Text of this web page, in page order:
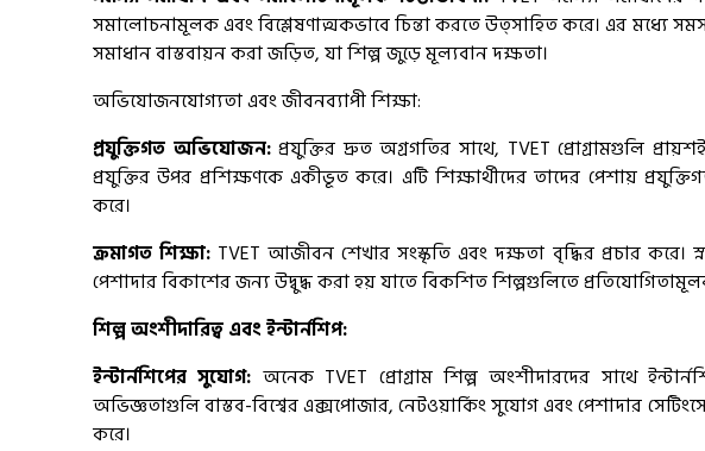
সমালোচনামূলক এবং বিশ্লেষণাত্মকভাবে চিন্তা করতে উত্সাহিত করে। এর মধ্যে
সমাধান বাস্তবায়ন করা জড়িত, যা শিল্প জুড়ে মূল্যবান দক্ষতা।
অভিযোজনযোগ্যতা এবং জীবনব্যাপী শিক্ষা:
প্রযুক্তিগত অভিযোজন:প্রযুক্তির দ্রুত অগ্রগতির সাথে, TVET প্রোগ্রামগুলি
প্রযুক্তির উপর প্রশিক্ষণকে একীভূত করে। এটি শিক্ষার্থীদের তাদের পেশায়
করে।
ক্রমাগত শিক্ষা: TVET আজীবন শেখার সংস্কৃতি এবং দক্ষতা বৃদ্ধির প্রচার করে।
পেশাদার বিকাশের জন্য উদ্বুদ্ধ করা হয় যাতে বিকশিত শিল্পগুলিতে
শিল্প অংশীদারিত্ব এবং ইন্টার্নশিপ:
ইন্টার্নশিপের সুযোগ: অনেক TVET প্রোগ্রাম শিল্প অংশীদারদের সাথে
অভিজ্ঞতাগুলি বাস্তব-বিশ্বের এক্সপোজার, নেটওয়ার্কিং সুযোগ এবং পেশাদার
করে।